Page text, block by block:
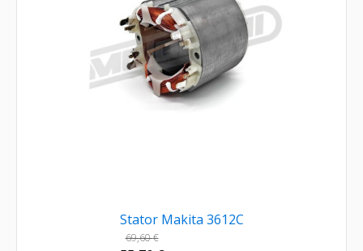
Stator Makita 3612C
69,60€